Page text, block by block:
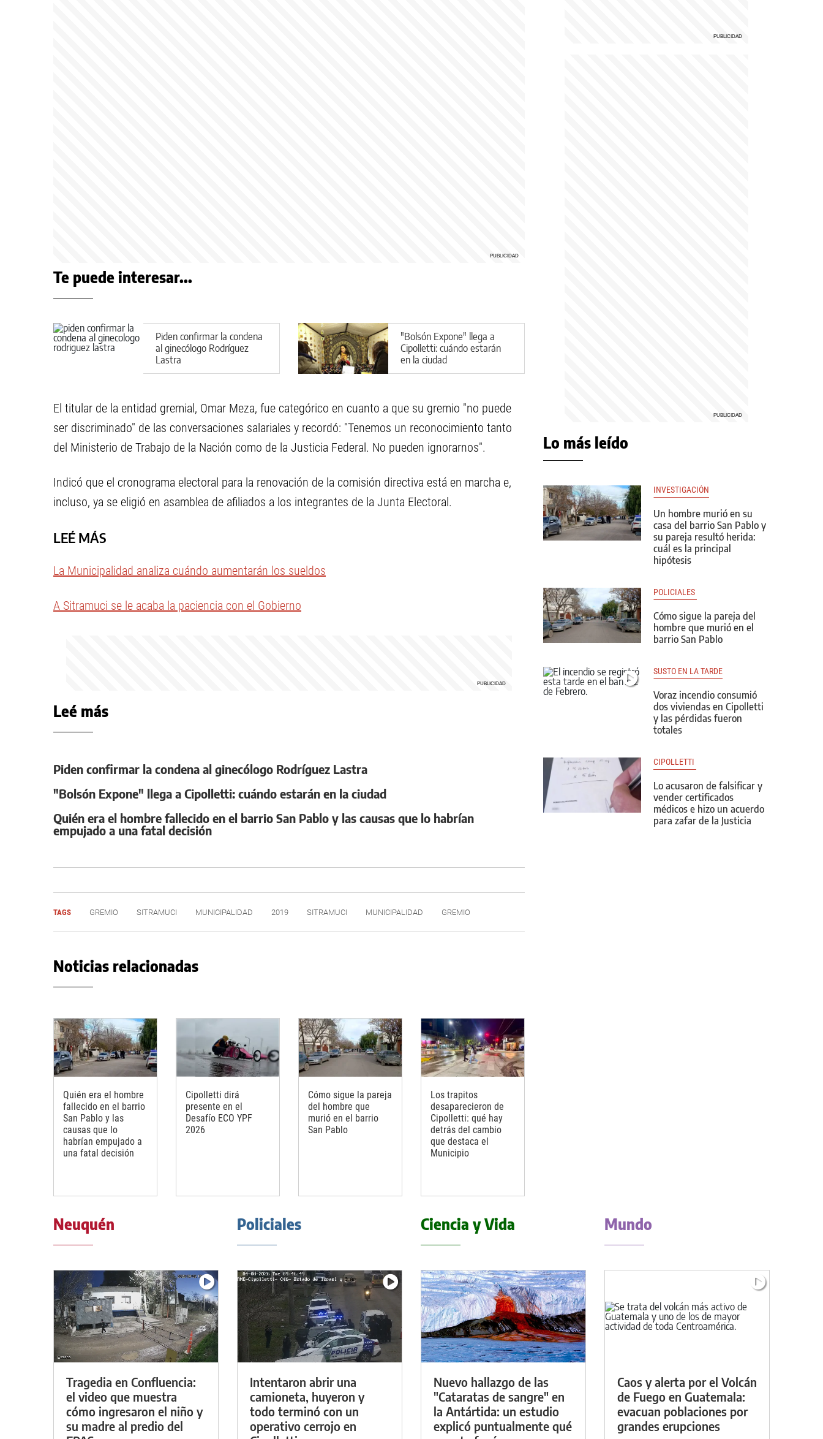
Te puede interesar...
Piden confirmar la condena
al ginecólogo Rodríguez
Lastra
"Bolsón Expone" llega a
Cipolletti: cuándo estarán
en la ciudad
El titular de la entidad gremial, Omar Meza, fue categórico en cuanto a que su gremio "no puede
ser discriminado" de las conversaciones salariales y recordó: "Tenemos un reconocimiento tanto
del Ministerio de Trabajo de la Nación como de la Justicia Federal. No pueden ignorarnos".
Indicó que el cronograma electoral para la renovación de la comisión directiva está en marcha e,
incluso, ya se eligió en asamblea de afiliados a los integrantes de la Junta Electoral.
LEÉ MÁS
La Municipalidad analiza cuándo aumentarán los sueldos
A Sitramuci se le acaba la paciencia con el Gobierno
Leé más
Piden confirmar la condena al ginecólogo Rodríguez Lastra
"Bolsón Expone" llega a Cipolletti: cuándo estarán en la ciudad
Quién era el hombre fallecido en el barrio San Pablo y las causas que lo habrían
empujado a una fatal decisión
TAGS GREMIO SITRAMUCI MUNICIPALIDAD 2019 SITRAMUCI MUNICIPALIDAD GREMIO
Noticias relacionadas
Quién era el hombre
fallecido en el barrio
San Pablo y las
causas que lo
habrían empujado a
una fatal decisión
Cipolletti dirá
presente en el
Desafío ECO YPF
2026
Cómo sigue la pareja
del hombre que
murió en el barrio
San Pablo
Los trapitos
desaparecieron de
Cipolletti: qué hay
detrás del cambio
que destaca el
Municipio
Lo más leído
INVESTIGACIÓN
Un hombre murió en su
casa del barrio San Pablo y
su pareja resultó herida:
cuál es la principal
hipótesis
POLICIALES
Cómo sigue la pareja del
hombre que murió en el
barrio San Pablo
SUSTO EN LA TARDE
Voraz incendio consumió
dos viviendas en Cipolletti
y las pérdidas fueron
totales
CIPOLLETTI
Lo acusaron de falsificar y
vender certificados
médicos e hizo un acuerdo
para zafar de la Justicia
Neuquén
Tragedia en Confluencia:
el video que muestra
cómo ingresaron el niño y
su madre al predio del
Policiales
Intentaron abrir una
camioneta, huyeron y
todo terminó con un
operativo cerrojo en
Ciencia y Vida
Nuevo hallazgo de las
"Cataratas de sangre" en
la Antártida: un estudio
explicó puntualmente qué
Mundo
Caos y alerta por el Volcán
de Fuego en Guatemala:
evacuan poblaciones por
grandes erupciones